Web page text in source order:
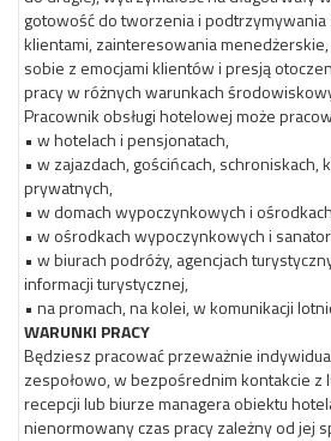
gotowość do tworzenia i
klientami, zainteresowania
sobie z emocjami klientów i presją
pracy w różnych warunkach
Pracownik obsługi hotelowej może
• w hotelach i pensjonatach,
• w zajazdach, gościńcach, schroniskach,
prywatnych,
• w domach wypoczynkowych i
• w ośrodkach wypoczynkowych i
• w biurach podróży, agencjach
informacji turystycznej,
• na promach, na kolei, w komunikacji
WARUNKI PRACY
Będziesz pracować przeważnie
zespołowo, w bezpośrednim kontakcie z
recepcji lub biurze managera obiektu
nienormowany czas pracy zależny od jej